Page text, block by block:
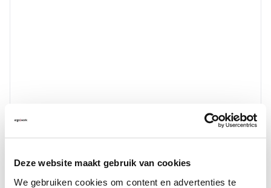
Deze website maakt gebruik van cookies
We gebruiken cookies om content en advertenties te